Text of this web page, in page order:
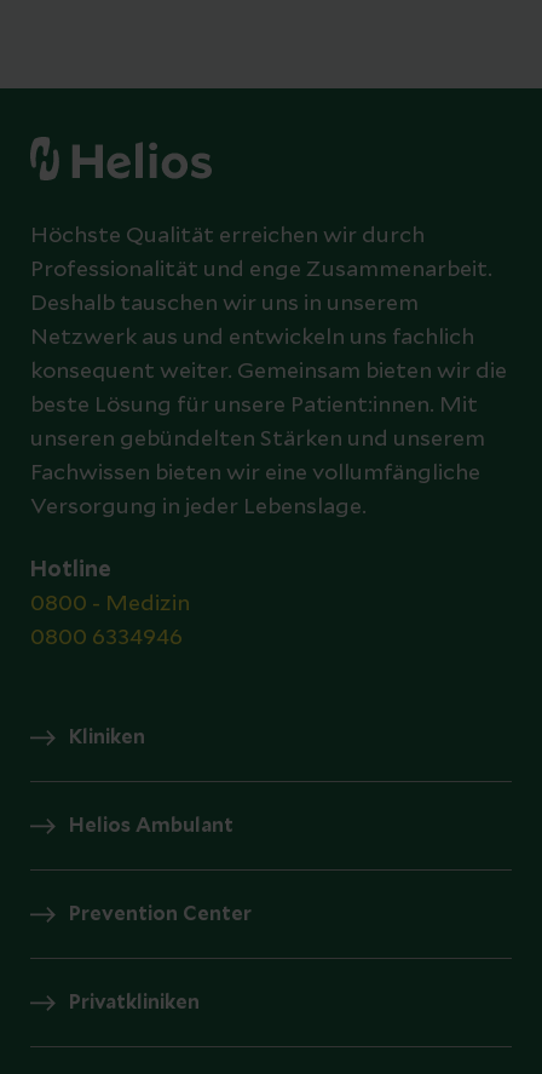
Höchste Qualität erreichen wir durch
Professionalität und enge Zusammenarbeit.
Deshalb tauschen wir uns in unserem
Netzwerk aus und entwickeln uns fachlich
konsequent weiter. Gemeinsam bieten wir die
beste Lösung für unsere Patient:innen. Mit
unseren gebündelten Stärken und unserem
Fachwissen bieten wir eine vollumfängliche
Versorgung in jeder Lebenslage.
Hotline
0800 - Medizin
0800 6334946
Kliniken
Helios Ambulant
Prevention Center
Privatkliniken